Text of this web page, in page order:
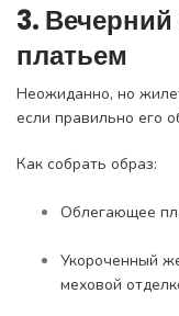
3.
платьем
Неожиданно, но
если правильно его
Как собрать образ:
Облегающее
Укороченный
меховой